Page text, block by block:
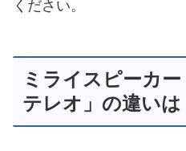
ください。
ミライスピーカ
テレオ」の違いは